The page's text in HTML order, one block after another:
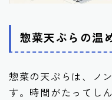
惣菜天ぷらの温
惣菜の天ぷらは、ノ
す。時間がたってし